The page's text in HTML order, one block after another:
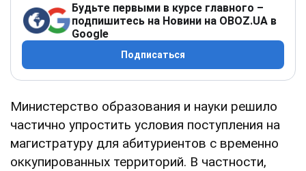
Будьте первыми в курсе главного –
подпишитесь на Новини на OBOZ.UA в
Google
Подписаться
Министерство образования и науки решило
частично упростить условия поступления на
магистратуру для абитуриентов с временно
оккупированных территорий. В частности,